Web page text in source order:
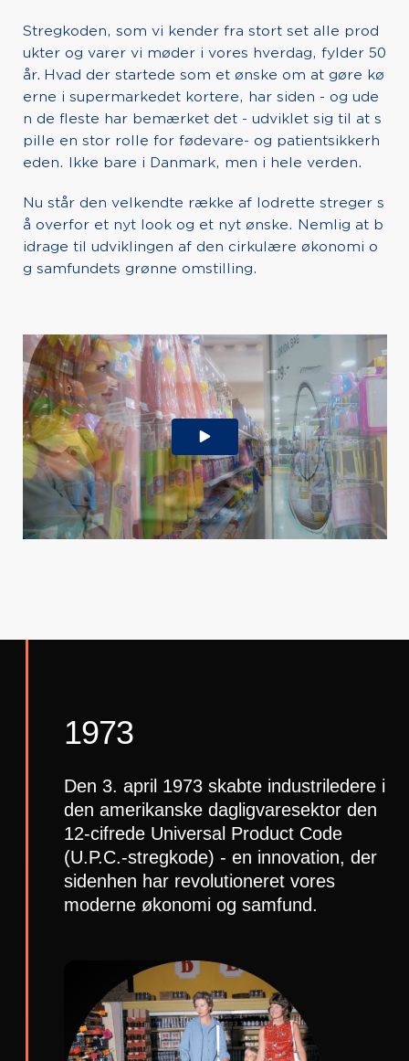
Stregkoden, som vi kender fra stort set alle prod
ukter og varer vi møder i vores hverdag, fylder 50
år. Hvad der startede som et ønske om at gøre kø
erne i supermarkedet kortere, har siden - og ude
n de fleste har bemærket det - udviklet sig til at s
pille en stor rolle for fødevare- og patientsikkerh
eden. Ikke bare i Danmark, men i hele verden.
Nu står den velkendte række af lodrette streger s
å overfor et nyt look og et nyt ønske. Nemlig at b
idrage til udviklingen af den cirkulære økonomi o
g samfundets grønne omstilling.
1973
Den 3. april 1973 skabte industriledere i
den amerikanske dagligvaresektor den
12-cifrede Universal Product Code
(U.P.C.-stregkode) - en innovation, der
sidenhen har revolutioneret vores
moderne økonomi og samfund.